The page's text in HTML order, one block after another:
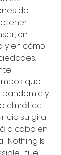
de
en
y en cómo
que
pandemia y
climático.
su gira
a cabo en
"Nothing Is